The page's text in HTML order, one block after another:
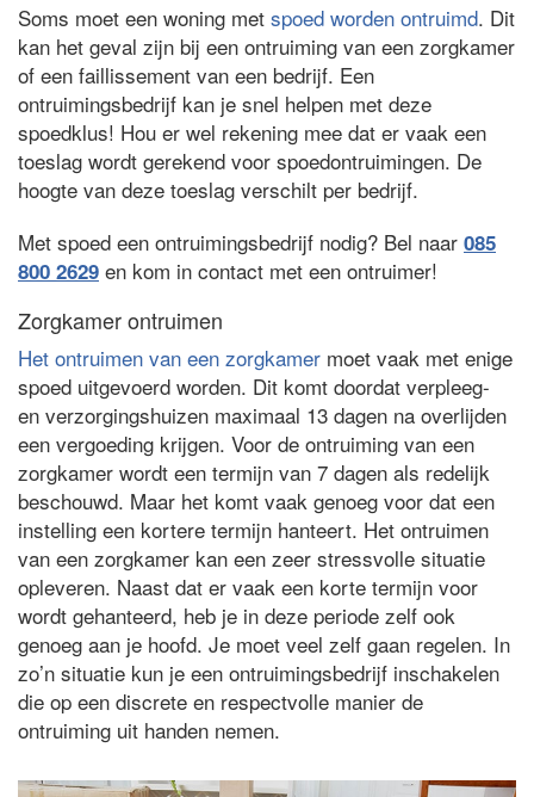
Soms moet een woning met spoed worden ontruimd. Dit
kan het geval zijn bij een ontruiming van een zorgkamer
of een faillissement van een bedrijf. Een
ontruimingsbedrijf kan je snel helpen met deze
spoedklus! Hou er wel rekening mee dat er vaak een
toeslag wordt gerekend voor spoedontruimingen. De
hoogte van deze toeslag verschilt per bedrijf.
Met spoed een ontruimingsbedrijf nodig? Bel naar 085
800 2629 en kom in contact met een ontruimer!
Zorgkamer ontruimen
Het ontruimen van een zorgkamer moet vaak met enige
spoed uitgevoerd worden. Dit komt doordat verpleeg-
en verzorgingshuizen maximaal 13 dagen na overlijden
een vergoeding krijgen. Voor de ontruiming van een
zorgkamer wordt een termijn van 7 dagen als redelijk
beschouwd. Maar het komt vaak genoeg voor dat een
instelling een kortere termijn hanteert. Het ontruimen
van een zorgkamer kan een zeer stressvolle situatie
opleveren. Naast dat er vaak een korte termijn voor
wordt gehanteerd, heb je in deze periode zelf ook
genoeg aan je hoofd. Je moet veel zelf gaan regelen. In
zo’n situatie kun je een ontruimingsbedrijf inschakelen
die op een discrete en respectvolle manier de
ontruiming uit handen nemen.